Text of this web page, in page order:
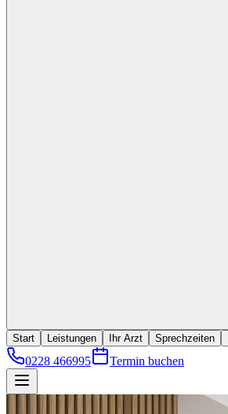
Start Leistungen Ihr Arzt Sprechzeiten
0228 466995 Termin buchen